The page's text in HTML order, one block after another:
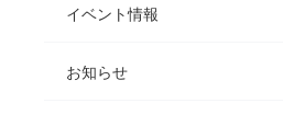
イベント情報
お知らせ